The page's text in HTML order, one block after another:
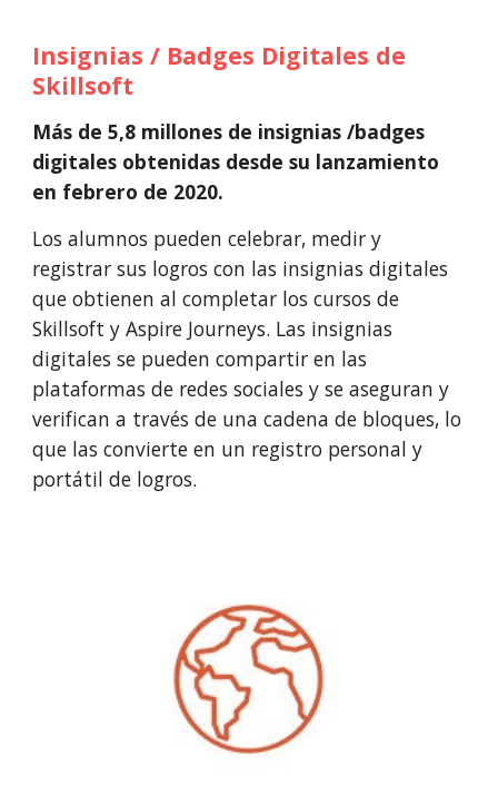
Insignias / Badges Digitales de
Skillsoft
Más de 5,8 millones de insignias /ba
digitales obtenidas desde su lanzamiento
en febrero de 2020.
Los alumnos pueden celebrar, medir y
registrar sus logros con las insignias digitales
que obtienen al completar los cursos de
Skillsoft y Aspire Journeys. Las insignias
digitales se pueden compartir en las
plataformas de redes sociales y se aseguran y
verifican a través de una cadena de bloques, lo
que las convierte en un registro personal y
portátil de logros.